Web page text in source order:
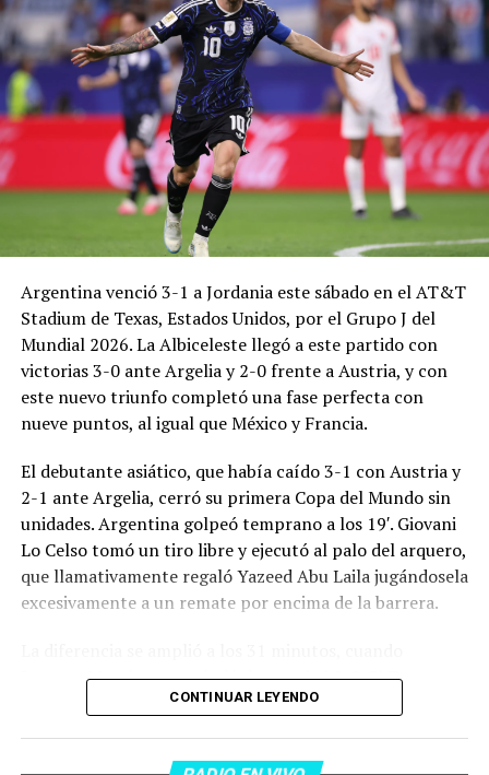
Argentina venció 3-1 a Jordania este sábado en el AT&T
Stadium de Texas, Estados Unidos, por el Grupo J del
Mundial 2026. La Albiceleste llegó a este partido con
victorias 3-0 ante Argelia y 2-0 frente a Austria, y con
este nuevo triunfo completó una fase perfecta con
nueve puntos, al igual que México y Francia.
El debutante asiático, que había caído 3-1 con Austria y
2-1 ante Argelia, cerró su primera Copa del Mundo sin
unidades. Argentina golpeó temprano a los 19′. Giovani
Lo Celso tomó un tiro libre y ejecutó al palo del arquero,
que llamativamente regaló Yazeed Abu Laila jugándosela
excesivamente a un remate por encima de la barrera.
Lautaro Martínez convirtió de penal el 2-0. El Toro
anotó su primer gol en Copas del Mundo, tras no
dentro del área sobre Marcos Senesi, que intentó ir a
CONTINUAR LEYENDO